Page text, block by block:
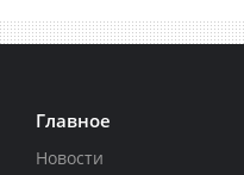
Главное
Новости